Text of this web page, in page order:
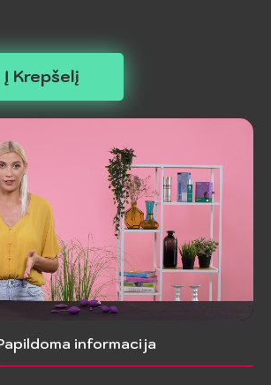
Į Krepšelį
informacija